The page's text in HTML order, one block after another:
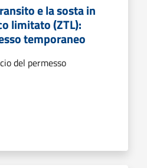
e la sosta in
limitato (ZTL):
temporaneo
del permesso